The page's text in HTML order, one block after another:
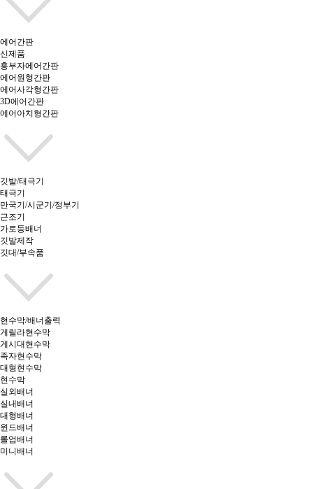
에어간판
신제품
흥부자에어간판
에어원형간판
에어사각형간판
3D에어간판
에어아치형간판
깃발/태극기
태극기
만국기/시군기/정부기
근조기
가로등배너
깃발제작
깃대/부속품
현수막/배너출력
게릴라현수막
게시대현수막
족자현수막
대형현수막
현수막
실외배너
실내배너
대형배너
윈드배너
롤업배너
미니배너